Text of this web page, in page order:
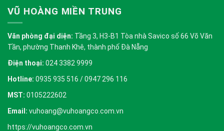
VŨ HOÀNG MIỀN TRUNG
Văn phòng đại diện: Tầng 3, H3-B1 Tòa nhà Savico số 66 Võ Văn
Tần, phường Thanh Khê, thành phố Đà Nẵng
Điện thoại: 024 3382 9999
Hotline: 0935 935 516 / 0947 296 116
MST: 0105222602
Email: vuhoang@vuhoangco.com.vn
https://vuhoangco.com.vn